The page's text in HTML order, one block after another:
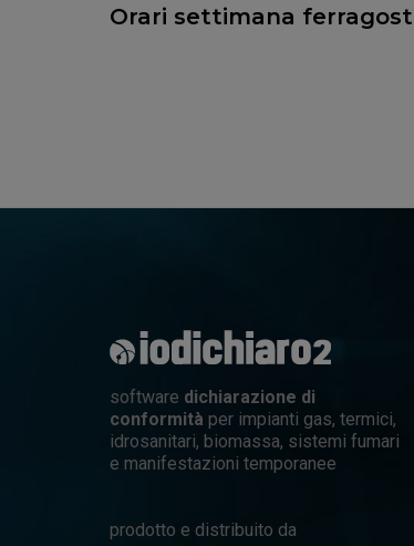
Orari settimana
software dichiarazione di
conformità per impianti gas, termici,
idrosanitari, biomassa, sistemi fumari
e manifestazioni temporanee
prodotto e distribuito da